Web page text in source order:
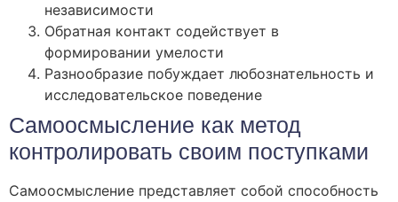
независимости
Обратная контакт содействует в
формировании умелости
Разнообразие побуждает любознательность и
исследовательское поведение
Самоосмысление как метод
контролировать своим поступками
Самоосмысление представляет собой способность